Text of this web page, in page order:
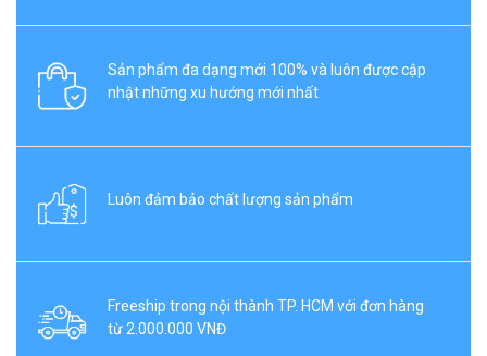
Sản phẩm đa dạng mới 100% và luôn được cập
nhật những xu hướng mới nhất
Luôn đảm bảo chất lượng sản phẩm
Freeship trong nội thành TP. HCM với đơn hàng
từ 2.000.000 VNĐ